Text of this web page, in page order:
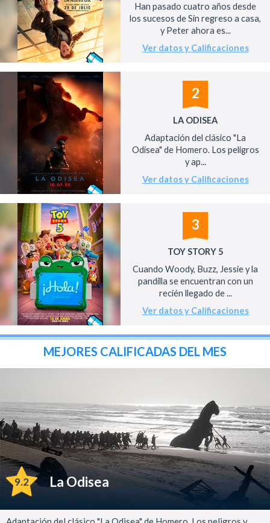
Han pasado cuatro años desde
los sucesos de Sin regreso a casa,
y Peter ahora es...
Ver datos y Calificaciones
2
LA ODISEA
Adaptación del clásico "La
Odisea" de Homero. Los peligros
y ap...
Ver datos y Calificaciones
3
TOY STORY 5
Cuando Woody, Buzz, Jessie y la
pandilla se encuentran con un
recién llegado de ...
Ver datos y Calificaciones
MEJORES CALIFICADAS DEL MES
9.2 La Odisea